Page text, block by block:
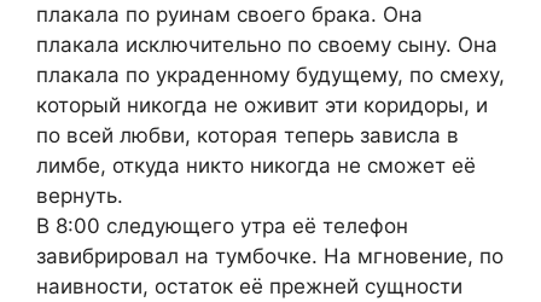
плакала по руинам своего брака. Она
плакала исключительно по своему сыну. Она
плакала по украденному будущему, по смеху,
который никогда не оживит эти коридоры, и
по всей любви, которая теперь зависла в
лимбе, откуда никто никогда не сможет её
вернуть.
В 8:00 следующего утра её телефон
завибрировал на тумбочке. На мгновение, по
наивности, остаток её прежней сущности